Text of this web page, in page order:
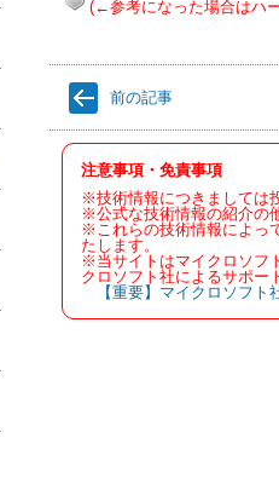
(←参考になった場合はハ
前の記事
注意事項・免責事項
※技術情報につきましては
※公式な技術情報の紹介の
※これらの技術情報によっ
たします。
※当サイトはマイクロソフ
クロソフト社によるサポー
【重要】マイクロソフ